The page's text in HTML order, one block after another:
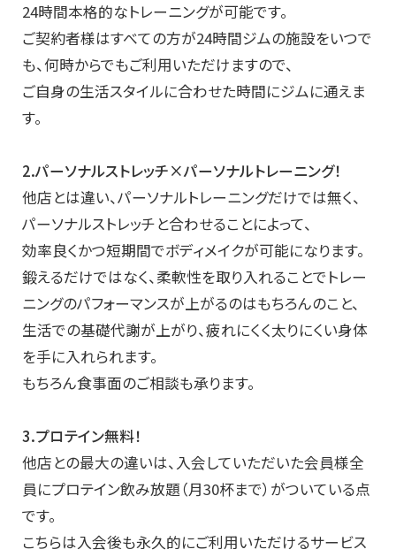
24時間本格的なトレーニングが可能です。
ご契約者様はすべての方が24時間ジムの施設をいつで
も、何時からでもご利用いただけますので、
ご自身の生活スタイルに合わせた時間にジムに通えま
す。
2.パーソナルストレッチ×パーソナルトレーニング！
他店とは違い、パーソナルトレーニングだけでは無く、
パーソナルストレッチと合わせることによって、
効率良くかつ短期間でボディメイクが可能になります。
鍛えるだけではなく、柔軟性を取り入れることでトレー
ニングのパフォーマンスが上がるのはもちろんのこと、
生活での基礎代謝が上がり、疲れにくく太りにくい身体
を手に入れられます。
もちろん食事面のご相談も承ります。
3.プロテイン無料！
他店との最大の違いは、入会していただいた会員様全
員にプロテイン飲み放題（月30杯まで）がついている点
です。
こちらは入会後も永久的にご利用いただけるサービス